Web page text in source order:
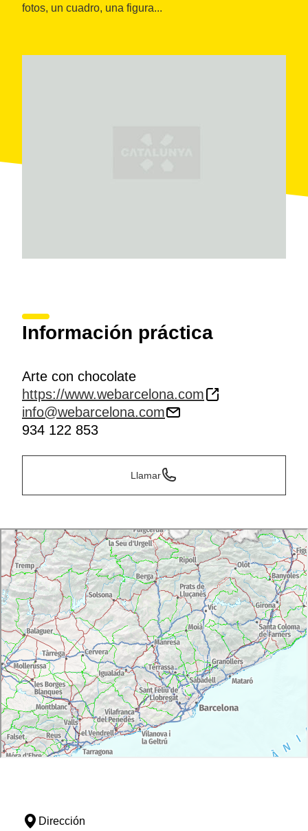
fotos, un cuadro, una figura...
Información práctica
Arte con chocolate
https://www.webarcelona.com
info@webarcelona.com
934 122 853
Llamar
Dirección